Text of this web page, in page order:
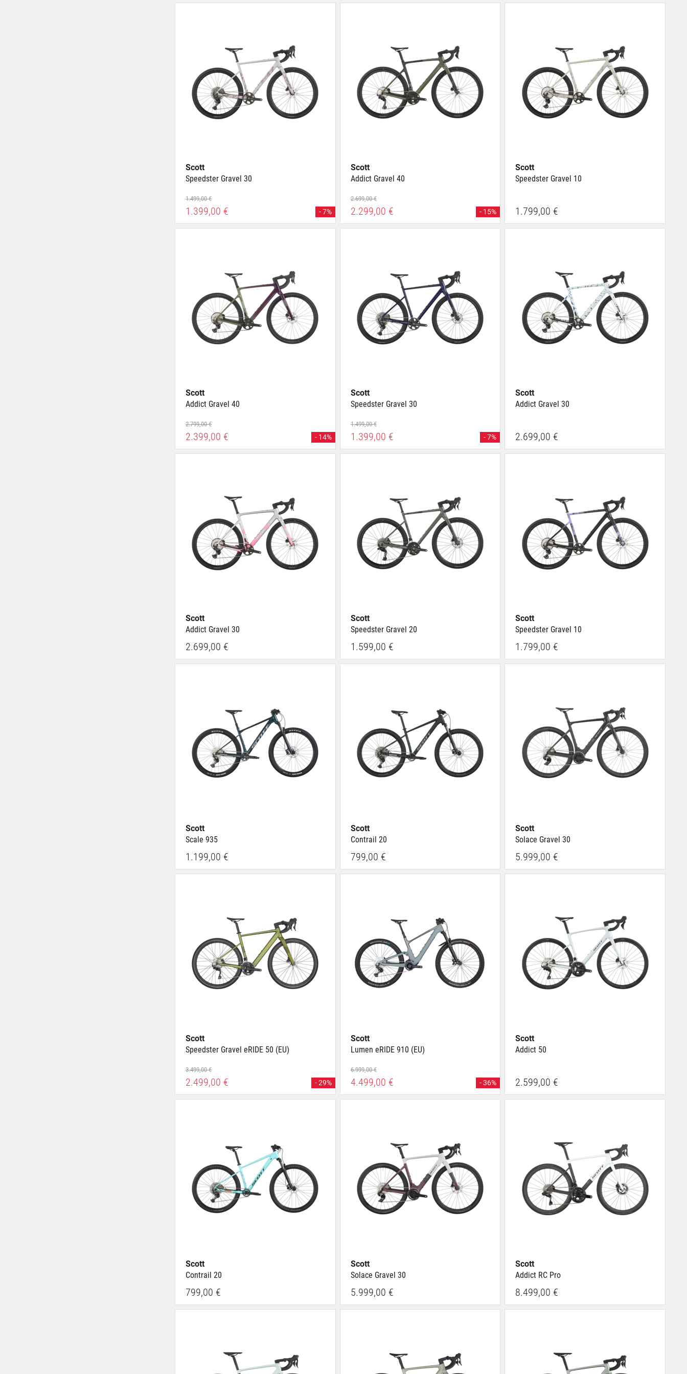
Scott
Speedster Gravel 30
1.499,00 €
1.399,00 € - 7%
Scott
Addict Gravel 40
2.699,00 €
2.299,00 € - 15%
Scott
Speedster Gravel 10
1.799,00 €
Scott
Addict Gravel 40
2.799,00 €
2.399,00 € - 14%
Scott
Speedster Gravel 30
1.499,00 €
1.399,00 € - 7%
Scott
Addict Gravel 30
2.699,00 €
Scott
Addict Gravel 30
2.699,00 €
Scott
Speedster Gravel 20
1.599,00 €
Scott
Speedster Gravel 10
1.799,00 €
Scott
Scale 935
1.199,00 €
Scott
Contrail 20
799,00 €
Scott
Solace Gravel 30
5.999,00 €
Scott
Speedster Gravel eRIDE 50 (EU)
3.499,00 €
2.499,00 € - 29%
Scott
Lumen eRIDE 910 (EU)
6.999,00 €
4.499,00 € - 36%
Scott
Addict 50
2.599,00 €
Scott
Contrail 20
799,00 €
Scott
Solace Gravel 30
5.999,00 €
Scott
Addict RC Pro
8.499,00 €